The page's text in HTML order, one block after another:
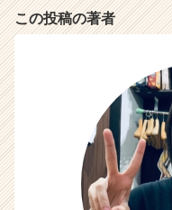
この投稿の著者